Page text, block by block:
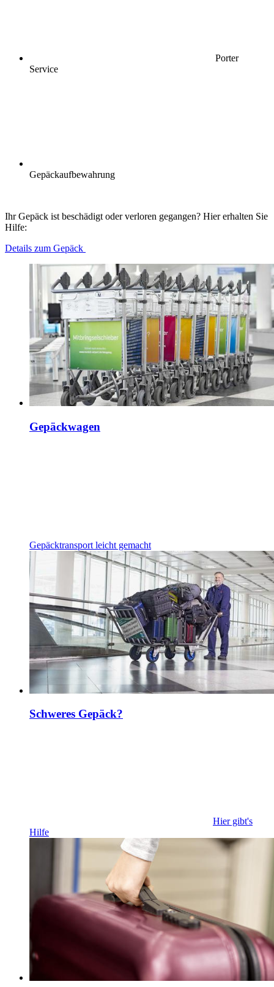
Porter
Service
Gepäckaufbewahrung
Ihr Gepäck ist beschädigt oder verloren gegangen? Hier erhalten Sie
Hilfe:
Details zum Gepäck
Gepäckwagen
Gepäcktransport leicht gemacht
Schweres Gepäck?
Hier gibt's
Hilfe